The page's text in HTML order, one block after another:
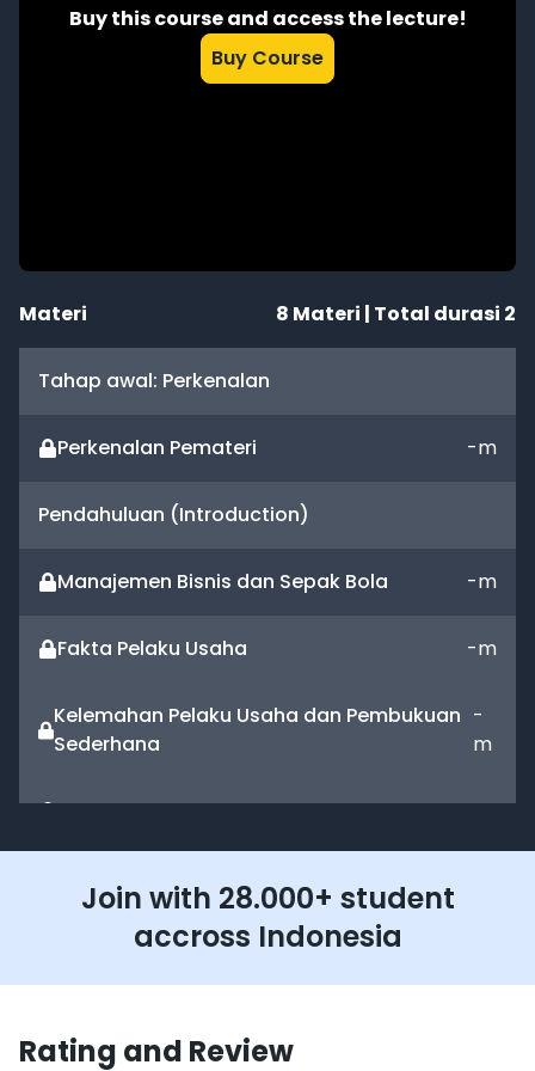
Buy this course and access the lecture!
Buy Course
Materi 8 Materi | Total durasi 2
Tahap awal: Perkenalan
Perkenalan Pemateri -m
Pendahuluan (Introduction)
Manajemen Bisnis dan Sepak Bola -m
Fakta Pelaku Usaha -m
Kelemahan Pelaku Usaha dan Pembukuan
Sederhana
-
m
Pembukaan -m
Neraca Keuangan
Join with 28.000+ student
accross Indonesia
Rating and Review